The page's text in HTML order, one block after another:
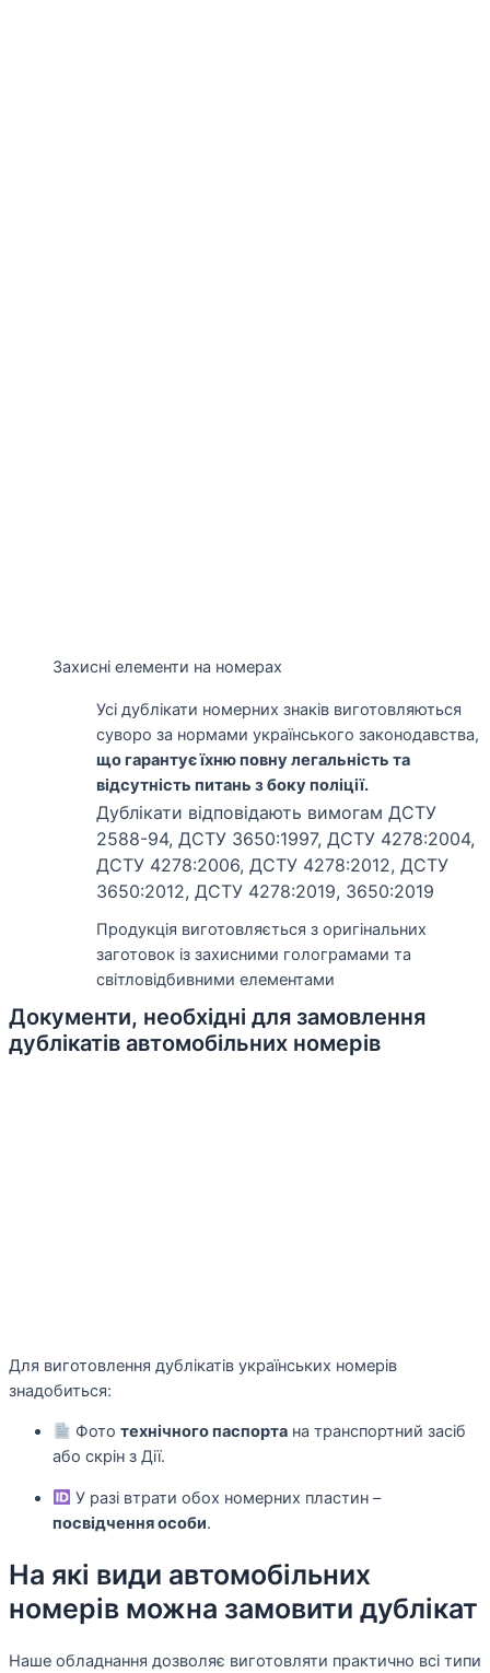
Захисні елементи на номерах
Усі дублікати номерних знаків виготовляються
суворо за нормами українського законодавства,
що гарантує їхню повну легальність та
відсутність питань з боку поліції.
Дублікати відповідають вимогам ДСТУ
2588-94, ДСТУ 3650:1997, ДСТУ 4278:2004,
ДСТУ 4278:2006, ДСТУ 4278:2012, ДСТУ
3650:2012, ДСТУ 4278:2019, 3650:2019
Продукція виготовляється з оригінальних
заготовок із захисними голограмами та
світловідбивними елементами
Документи, необхідні для замовлення
дублікатів автомобільних номерів
Для виготовлення дублікатів українських номерів
знадобиться:
Фото технічного паспортана транспортний засіб
або скрін з Дії.
У разі втрати обох номерних пластин –
посвідчення особи.
На які види автомобільних
номерів можна замовити дублікат
Наше обладнання дозволяє виготовляти практично всі типи